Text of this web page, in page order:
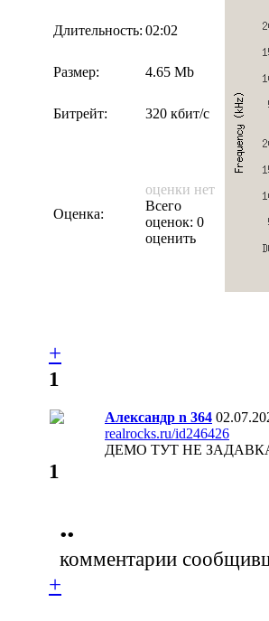
Длительность: 02:02
Размер: 4.65 Mb
Битрейт: 320 кбит/с
Оценка:
оценки нет
Всего
оценок: 0
оценить
+
1
Александр n 364
realrocks.ru/id246426
ДЕМО ТУТ НЕ
1
••
комментарии
+